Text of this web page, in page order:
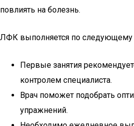
повлиять на болезнь.
ЛФК выполняется по следующему
Первые занятия
контролем специалиста.
Врач поможет подобрать
упражнений.